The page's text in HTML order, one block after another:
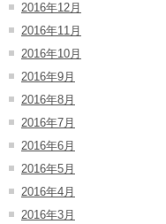
2016年12月
2016年11月
2016年10月
2016年9月
2016年8月
2016年7月
2016年6月
2016年5月
2016年4月
2016年3月